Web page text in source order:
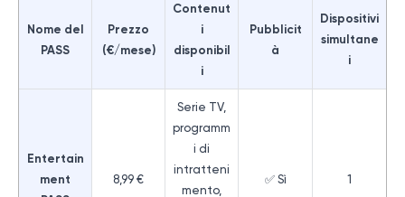
Nome del
PASS
Prezzo
(€/mese)
Contenut
i
disponibil
i
Pubblicit
à
Dispositivi
simultane
i
Entertain
ment
8,99 €
Serie TV,
programm
i di
intratteni
mento,
✅ Sì 1